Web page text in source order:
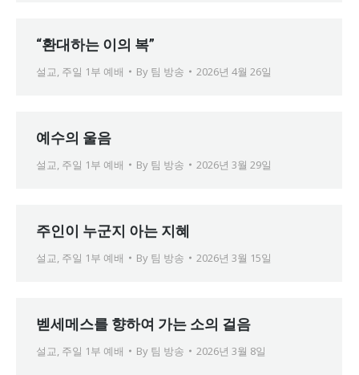
“환대하는 이의 복”
설교, 주일 1부 예배 By 팀 방송 2026년 4월 26일
예수의 울음
설교, 주일 1부 예배 By 팀 방송 2026년 3월 29일
주인이 누군지 아는 지혜
설교, 주일 1부 예배 By 팀 방송 2026년 3월 15일
벧세메스를 향하여 가는 소의 걸음
설교, 주일 1부 예배 By 팀 방송 2026년 3월 8일